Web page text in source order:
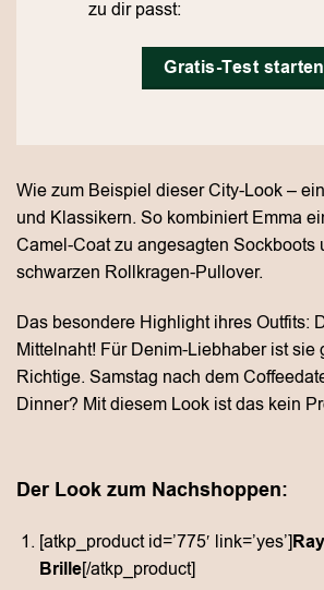
zu dir passt:
Gratis-Test starten
Wie zum Beispiel dieser City-Look –
und Klassikern. So kombiniert Emma
Camel-Coat zu angesagten Sockboots
schwarzen Rollkragen-Pullover.
Das besondere Highlight ihres Outfits:
Mittelnaht! Für Denim-Liebhaber ist sie
Richtige. Samstag nach dem
Dinner? Mit diesem Look ist das kein
Der Look zum Nachshoppen:
[atkp_product id=’775′ link=’yes’]
Brille[/atkp_product]